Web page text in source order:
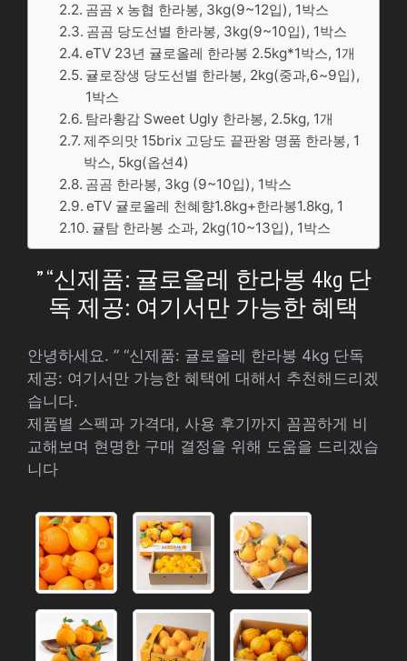
곰곰 x 농협 한라봉, 3kg(9~12입), 1박스
곰곰 당도선별 한라봉, 3kg(9~10입), 1박스
eTV 23년 귤로올레 한라봉 2.5kg*1박스, 1개
귤로장생 당도선별 한라봉, 2kg(중과,6~9입),
1박스
탐라황감 Sweet Ugly 한라봉, 2.5kg, 1개
제주의맛 15brix 고당도 끝판왕 명품 한라봉, 1
박스, 5kg(옵션4)
곰곰 한라봉, 3kg (9~10입), 1박스
eTV 귤로올레 천혜향1.8kg+한라봉1.8kg, 1
귤탐 한라봉 소과, 2kg(10~13입), 1박스
” “신제품: 귤로올레 한라봉 4kg 단
독 제공: 여기서만 가능한 혜택
안녕하세요. ” “신제품: 귤로올레 한라봉 4kg 단독
제공: 여기서만 가능한 혜택에 대해서 추천해드리겠
습니다.
제품별 스펙과 가격대, 사용 후기까지 꼼꼼하게 비
교해보며 현명한 구매 결정을 위해 도움을 드리겠습
니다